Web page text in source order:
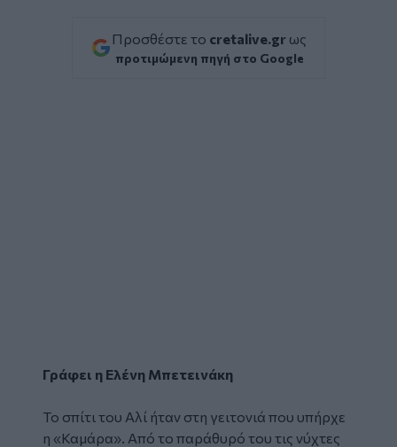
Προσθέστε το cretalive.gr ως
προτιμώμενη πηγή στο Google
Γράφει η Ελένη Μπετεινάκη
Το σπίτι του Αλί ήταν στη γειτονιά που υπήρχε
η «Καμάρα». Από το παράθυρό του τις νύχτες